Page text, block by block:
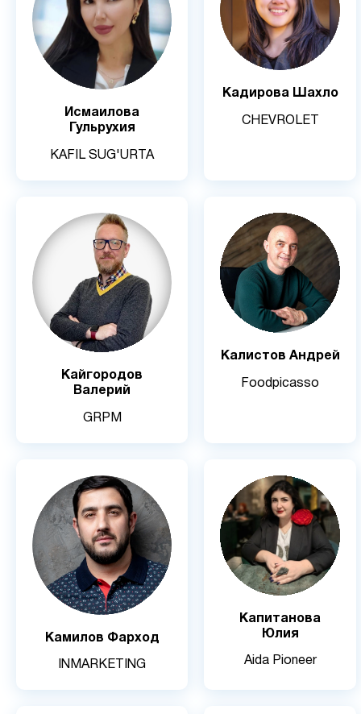
Исмаилова
Гульрухия
KAFIL SUG'URTA
Кадирова Шахло
CHEVROLET
Кайгородов
Валерий
GRPM
Калистов Андрей
Foodpicasso
Камилов Фарход
INMARKETING
Капитанова
Юлия
Aida Pioneer